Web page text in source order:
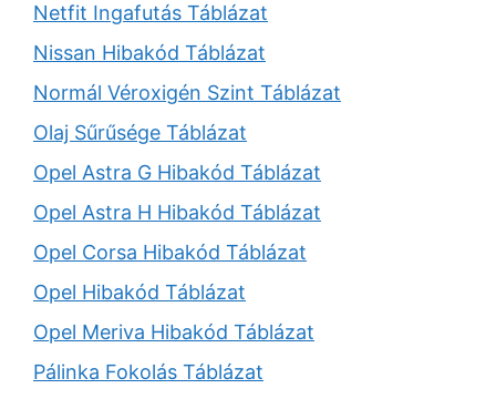
Netfit Ingafutás Táblázat
Nissan Hibakód Táblázat
Normál Véroxigén Szint Táblázat
Olaj Sűrűsége Táblázat
Opel Astra G Hibakód Táblázat
Opel Astra H Hibakód Táblázat
Opel Corsa Hibakód Táblázat
Opel Hibakód Táblázat
Opel Meriva Hibakód Táblázat
Pálinka Fokolás Táblázat